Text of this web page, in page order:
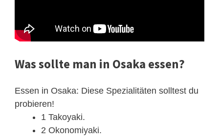
Was sollte man in Osaka essen?
Essen in Osaka: Diese Spezialitäten solltest du
probieren!
1 Takoyaki.
2 Okonomiyaki.